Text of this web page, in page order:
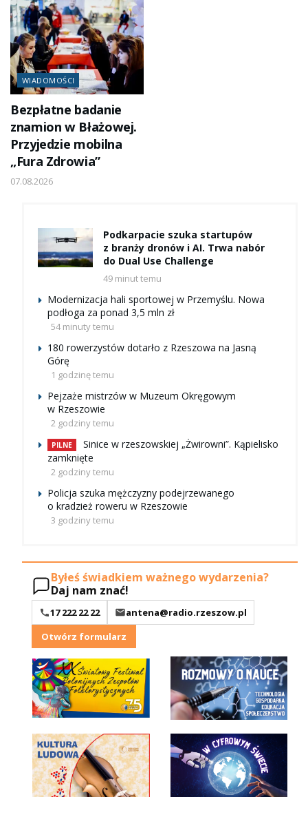
WIADOMOŚCI
Bezpłatne badanie
znamion w Błażowej.
Przyjedzie mobilna
„Fura Zdrowia”
07.08.2026
Podkarpacie szuka startupów
z branży dronów i AI. Trwa nabór
do Dual Use Challenge
49 minut temu
Modernizacja hali sportowej w Przemyślu. Nowa
podłoga za ponad 3,5 mln zł
54 minuty temu
180 rowerzystów dotarło z Rzeszowa na Jasną
Górę
1 godzinę temu
Pejzaże mistrzów w Muzeum Okręgowym
w Rzeszowie
2 godziny temu
PILNE
Sinice w rzeszowskiej „Żwirowni”. Kąpielisko
zamknięte
2 godziny temu
Policja szuka mężczyzny podejrzewanego
o kradzież roweru w Rzeszowie
3 godziny temu
Byłeś świadkiem ważnego wydarzenia?
Daj nam znać!
17 222 22 22
antena@radio.rzeszow.pl
Otwórz formularz